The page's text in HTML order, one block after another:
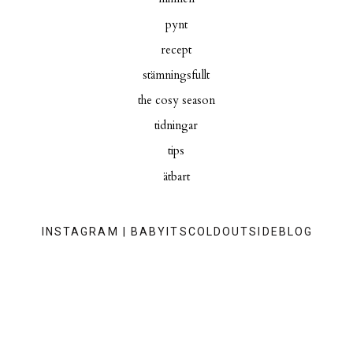
pynt
recept
stämningsfullt
the cosy season
tidningar
tips
ätbart
INSTAGRAM | BABYITSCOLDOUTSIDEBLOG